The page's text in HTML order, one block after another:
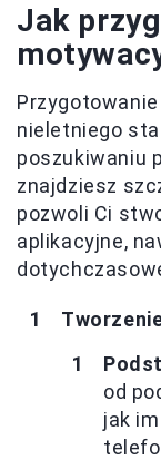
Jak
nieletniego
poszukiwaniu
znajdziesz
pozwoli Ci
aplikacyjne,
od
jak